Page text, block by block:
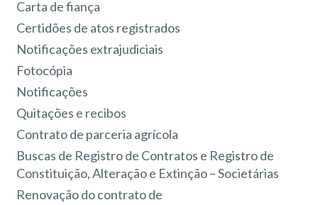
Carta de fiança
Certidões de atos registrados
Notificações extrajudiciais
Fotocópia
Notificações
Quitações e recibos
Contrato de parceria agrícola
Buscas de Registro de Contratos e Registro de
Constituição, Alteração e Extinção – Societárias
Renovação do contrato de